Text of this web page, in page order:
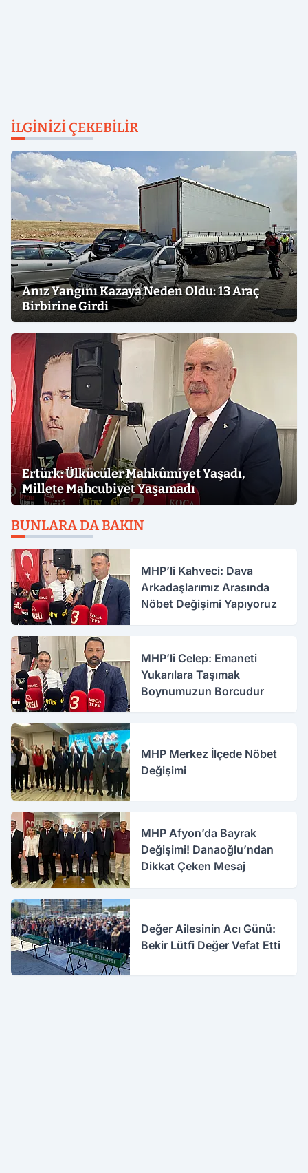
İLGINIZI ÇEKEBILIR
Anız Yangını Kazaya Neden Oldu: 13 Araç
Birbirine Girdi
Ertürk: Ülkücüler Mahkûmiyet Yaşadı,
Millete Mahcubiyet Yaşamadı
BUNLARA DA BAKIN
MHP’li Kahveci: Dava
Arkadaşlarımız Arasında
Nöbet Değişimi Yapıyoruz
MHP’li Celep: Emaneti
Yukarılara Taşımak
Boynumuzun Borcudur
MHP Merkez İlçede Nöbet
Değişimi
MHP Afyon’da Bayrak
Değişimi! Danaoğlu’ndan
Dikkat Çeken Mesaj
Değer Ailesinin Acı Günü:
Bekir Lütfi Değer Vefat Etti